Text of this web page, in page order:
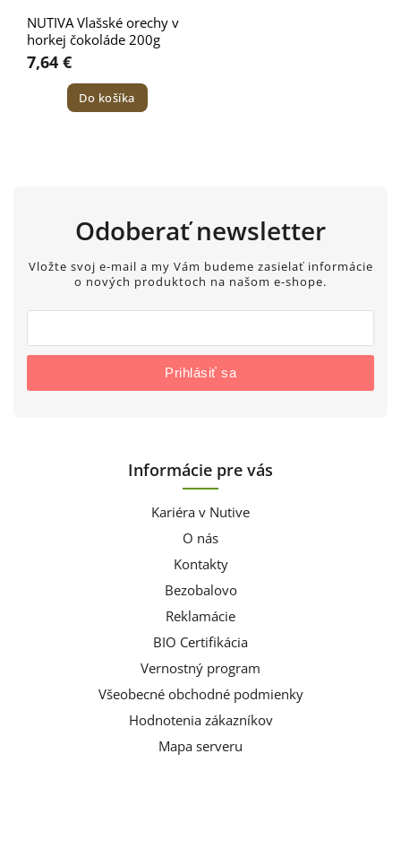
NUTIVA Vlašské orechy v
horkej čokoláde 200g
7,64 €
Do košíka
Odoberať newsletter
Vložte svoj e-mail a my Vám budeme zasielať informácie
o nových produktoch na našom e-shope.
Prihlásiť sa
Informácie pre vás
Kariéra v Nutive
O nás
Kontakty
Bezobalovo
Reklamácie
BIO Certifikácia
Vernostný program
Všeobecné obchodné podmienky
Hodnotenia zákazníkov
Mapa serveru